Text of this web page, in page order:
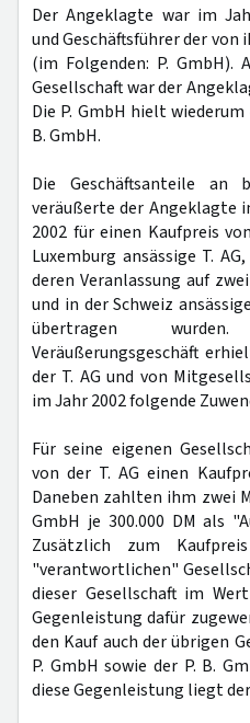
Der Angeklagte war im
und Geschäftsführer der
(im Folgenden: P. GmbH).
Gesellschaft war der
Die P. GmbH hielt
B. GmbH.
Die Geschäftsanteile an
veräußerte der Angeklagte
2002 für einen Kaufpreis
Luxemburg ansässige T.
deren Veranlassung auf
und in der Schweiz
übertragen
Veräußerungsgeschäft
der T. AG und von
im Jahr 2002 folgende
Für seine eigenen
von der T. AG einen
Daneben zahlten ihm zwei
GmbH je 300.000 DM als
Zusätzlich zum
"verantwortlichen"
dieser Gesellschaft im
Gegenleistung dafür
den Kauf auch der übrigen
P. GmbH sowie der P. B.
diese Gegenleistung liegt